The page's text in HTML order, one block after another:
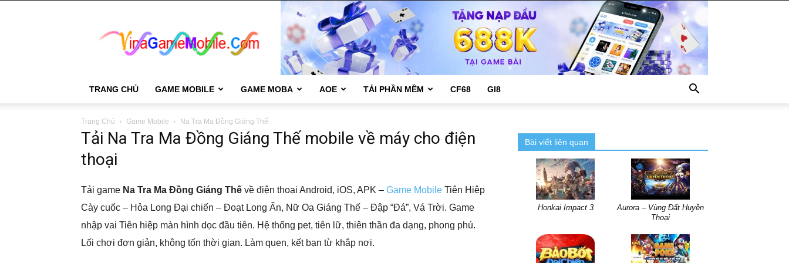
Mobile
TRANG CHỦ GAME MOBILE GAME MOBA AOE TẢI PHẦN MỀM CF68 GI8
Trang Chủ Game Mobile Na Tra Ma Đồng Giáng Thế
Tải Na Tra Ma Đồng Giáng Thế mobile về máy cho điện
thoại
Tải game Na Tra Ma Đồng Giáng Thế về điện thoại Android, iOS, APK – Game Mobile Tiên Hiệp
Cày cuốc – Hỏa Long Đại chiến – Đoạt Long Ấn, Nữ Oa Giáng Thế – Đập “Đá”, Vá Trời. Game
nhập vai Tiên hiệp màn hình dọc đầu tiên. Hệ thống pet, tiên lữ, thiên thần đa dạng, phong phú.
Lối chơi đơn giản, không tốn thời gian. Làm quen, kết bạn từ khắp nơi.
Bài viết liên quan
Honkai Impact 3
Aurora – Vùng Đất Huyền
Thoại